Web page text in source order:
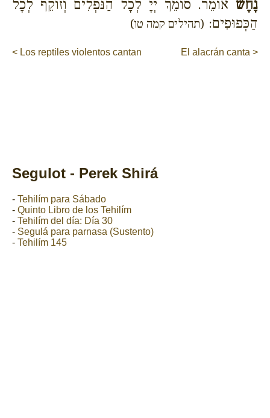
נָחָשׁ אוֹמֵר. סוֹמֵךְ יְיָ לְכָל הַנֹּפְלִים וְזוֹקֵף לְכָל
הַכְּפוּפִים: (תהילים קמה טו)
< Los reptiles violentos cantan El alacrán canta >
Segulot - Perek Shirá
- Tehilím para Sábado
- Quinto Libro de los Tehilím
- Tehilím del día: Día 30
- Segulá para parnasa (Sustento)
- Tehilím 145